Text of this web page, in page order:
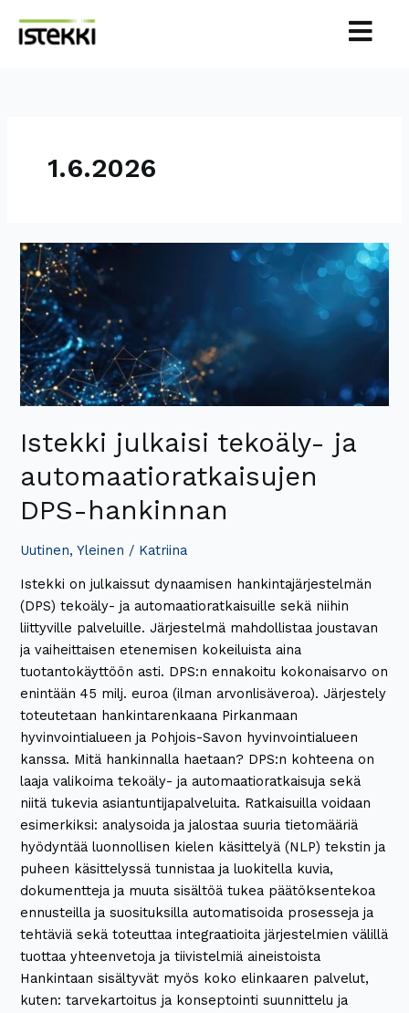
sisältöön
1.6.2026
Istekki julkaisi tekoäly- ja
automaatioratkaisujen
DPS-hankinnan
Uutinen,Yleinen / Katriina
Istekki on julkaissut dynaamisen hankintajärjestelmän
(DPS) tekoäly- ja automaatioratkaisuille sekä niihin
liittyville palveluille. Järjestelmä mahdollistaa joustavan
ja vaiheittaisen etenemisen kokeiluista aina
tuotantokäyttöön asti. DPS:n ennakoitu kokonaisarvo on
enintään 45 milj. euroa (ilman arvonlisäveroa). Järjestely
toteutetaan hankintarenkaana Pirkanmaan
hyvinvointialueen ja Pohjois-Savon hyvinvointialueen
kanssa. Mitä hankinnalla haetaan? DPS:n kohteena on
laaja valikoima tekoäly- ja automaatioratkaisuja sekä
niitä tukevia asiantuntijapalveluita. Ratkaisuilla voidaan
esimerkiksi: analysoida ja jalostaa suuria tietomääriä
hyödyntää luonnollisen kielen käsittelyä (NLP) tekstin ja
puheen käsittelyssä tunnistaa ja luokitella kuvia,
dokumentteja ja muuta sisältöä tukea päätöksentekoa
ennusteilla ja suosituksilla automatisoida prosesseja ja
tehtäviä sekä toteuttaa integraatioita järjestelmien välillä
tuottaa yhteenvetoja ja tiivistelmiä aineistoista
Hankintaan sisältyvät myös koko elinkaaren palvelut,
kuten: tarvekartoitus ja konseptointi suunnittelu ja
Istekki
julkaisi
tekoäly-
ja
automaatioratkaisujen
DPS-
hankinnan